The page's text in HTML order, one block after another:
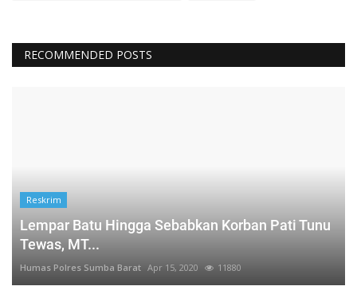
RECOMMENDED POSTS
Reskrim
Lempar Batu Hingga Sebabkan Korban Pati Tunu
Tewas, MT...
Humas Polres Sumba Barat Apr 15, 2020 11880